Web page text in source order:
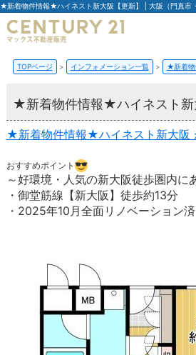
TOPページ インフォメーション一覧 ★新着物
★新着物件情報★ハイネスト新
★新着物件情報★ハイネスト新大阪
おすすめポイント
～好環境・人気の新大阪徒歩圏内に
・御堂筋線【新大阪】徒歩約13分
・2025年10月全面リノベーション済